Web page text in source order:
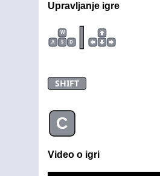
Upravljanje igre
W
A
S D |
SHIFT
C
Video o igri